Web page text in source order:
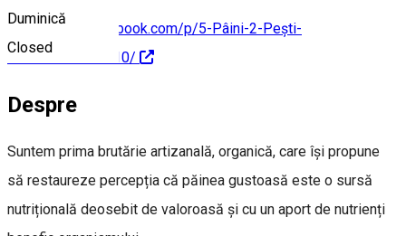
Duminică
Closed
https://www.facebook.com/p/5-Pâini-2-Pești-
100064779008510/
Despre
Suntem prima brutărie artizanală, organică, care își propune
să restaureze percepția că păinea gustoasă este o sursă
nutrițională deosebit de valoroasă și cu un aport de nutrienți